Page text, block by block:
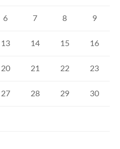
6 7 8 9
13 14 15 16
20 21 22 23
27 28 29 30